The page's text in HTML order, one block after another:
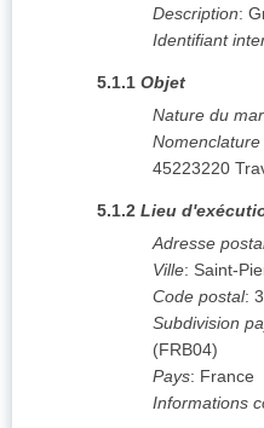
Description:
Identifiant
5.1.1 Objet
Nature du
45223220
5.1.2 Lieu
Adresse
Ville: Saint-
Code postal:
Subdivision
(FRB04)
Pays: France
Informations